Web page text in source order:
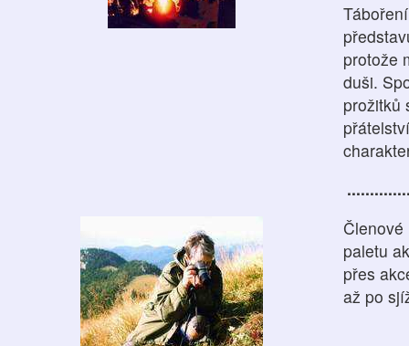
protože
duši.
prožitků
Členové
paletu
přes
až po